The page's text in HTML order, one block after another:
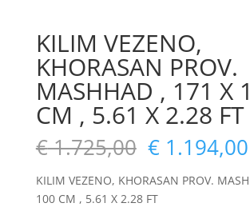
KILIM VEZENO,
KHORASAN PROV.
MASHHAD , 171 X
CM , 5.61 X 2.28 FT
€1.725,00 €1.194,00
KILIM VEZENO, KHORASAN PROV.
100 CM , 5.61 X 2.28 FT